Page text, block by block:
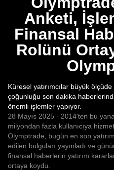
Anketi,
Finansal
Rolünü
Küresel yatırımcılar büyük
çoğunluğu son dakika
önemli işlemler yapıyor.
28 Mayıs 2025 - 2014'ten bu
milyondan fazla kullanıcıya
Olymptrade, bugün en son
edilen bulguları yayınladı ve
finansal haberlerin yatırım
ortaya koydu.